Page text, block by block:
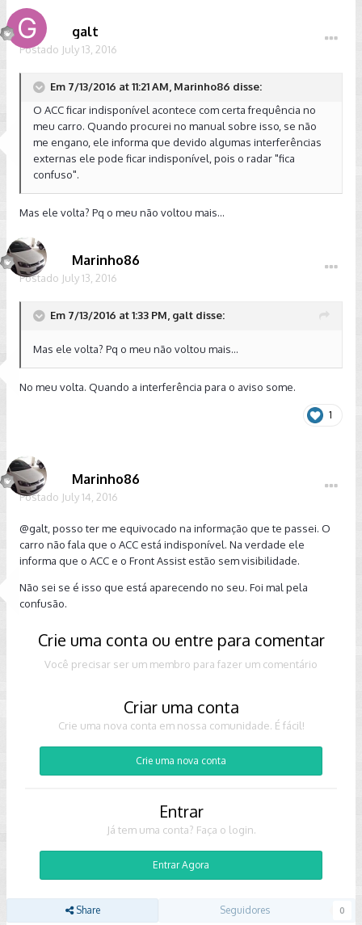
galt
Postado July 13, 2016
Em 7/13/2016 at 11:21 AM, Marinho86 disse:
O ACC ficar indisponível acontece com certa frequência no
meu carro. Quando procurei no manual sobre isso, se não
me engano, ele informa que devido algumas interferências
externas ele pode ficar indisponível, pois o radar "fica
confuso".
Mas ele volta? Pq o meu não voltou mais...
Marinho86
Postado July 13, 2016
Em 7/13/2016 at 1:33 PM, galt disse:
Mas ele volta? Pq o meu não voltou mais...
No meu volta. Quando a interferência para o aviso some.
1
Marinho86
Postado July 14, 2016
@galt , posso ter me equivocado na informação que te passei. O
carro não fala que o ACC está indisponível. Na verdade ele
informa que o ACC e o Front Assist estão sem visibilidade.
Não sei se é isso que está aparecendo no seu. Foi mal pela
confusão.
Crie uma conta ou entre para comentar
Você precisar ser um membro para fazer um comentário
Criar uma conta
Crie uma nova conta em nossa comunidade. É fácil!
Crie uma nova conta
Entrar
Já tem uma conta? Faça o login.
Entrar Agora
Share Seguidores 0